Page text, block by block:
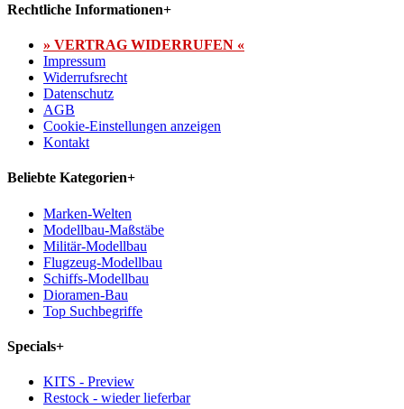
Rechtliche Informationen+
» VERTRAG WIDERRUFEN «
Impressum
Widerrufsrecht
Datenschutz
AGB
Cookie-Einstellungen anzeigen
Kontakt
Beliebte Kategorien+
Marken-Welten
Modellbau-Maßstäbe
Militär-Modellbau
Flugzeug-Modellbau
Schiffs-Modellbau
Dioramen-Bau
Top Suchbegriffe
Specials+
KITS - Preview
Restock - wieder lieferbar